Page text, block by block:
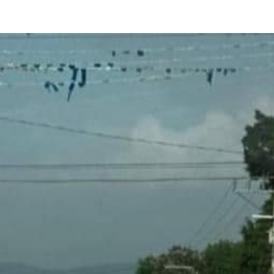
de impacto
Perdieron a sus seres queridos;
3 de agosto de 2026